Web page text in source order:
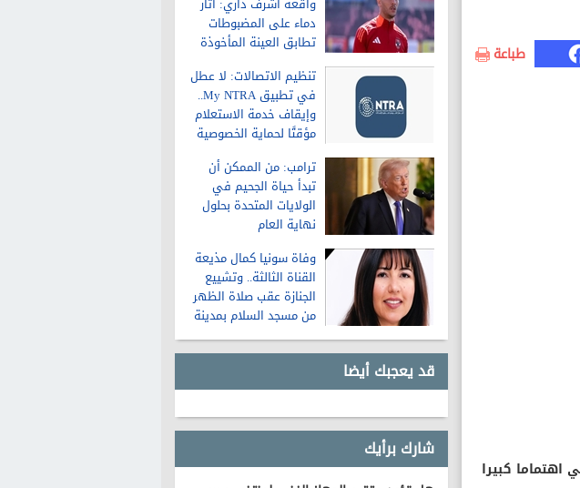
دماء على المضبوطات
تطابق العينة المأخوذة
تنظيم الاتصالات: لا عطل
في تطبيق My NTRA..
وإيقاف خدمة الاستعلام
مؤقتًا لحماية الخصوصية
ترامب: من الممكن أن
تبدأ حياة الجحيم في
الولايات المتحدة بحلول
نهاية العام
وفاة سونيا كمال مذيعة
القناة الثالثة.. وتشييع
الجنازة عقب صلاة الظهر
من مسجد السلام بمدينة
نصر
قد يعجبك أيضا
شارك برأيك
طباعة
اهتماما كبيرا